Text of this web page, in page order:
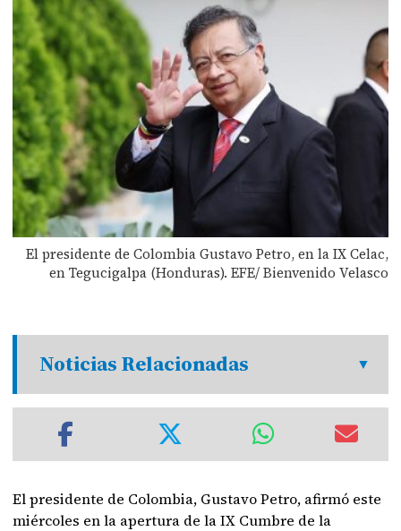
El presidente de Colombia Gustavo Petro, en la IX Celac,
en Tegucigalpa (Honduras). EFE/ Bienvenido Velasco
Noticias Relacionadas
El presidente de Colombia, Gustavo Petro, afirmó este
miércoles en la apertura de la IX Cumbre de la